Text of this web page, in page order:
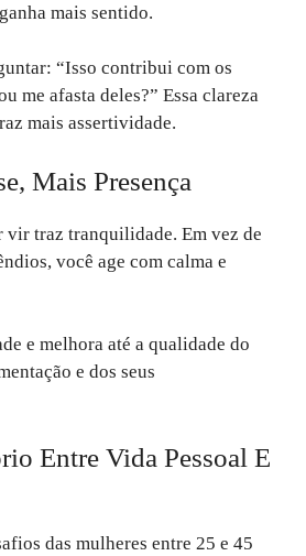
mais sentido.
“Isso contribui com os
me afasta deles?” Essa clareza
mais assertividade.
Mais Presença
vir traz tranquilidade. Em vez de
você age com calma e
e melhora até a qualidade do
e dos seus
Entre Vida Pessoal E
das mulheres entre 25 e 45